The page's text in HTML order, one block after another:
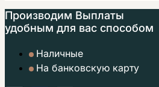
Производим Выплаты
удобным для вас способом
Наличные
На банковскую карту